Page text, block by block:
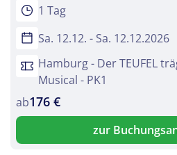
Link kopieren
1 Tag
Sa. 12.12. - Sa. 12.12.2026
Hamburg - Der TEUFEL
Musical - PK1
ab176 €
zur